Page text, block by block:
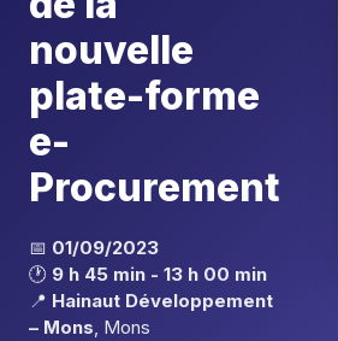
nouvelle
plate-forme
e-
Procurement
📅 01/09/2023
🕐 9 h 45 min - 13 h 00 min
📍 Hainaut Développement
– Mons, Mons